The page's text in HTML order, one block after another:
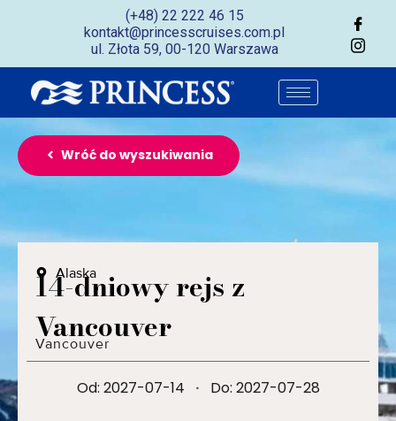
(+48) 22 222 46 15
kontakt@princesscruises.com.pl
ul. Złota 59, 00-120 Warszawa
Wróć do wyszukiwania
Alaska
14-dniowy rejs z
Vancouver
Vancouver
Od: 2027-07-14 · Do: 2027-07-28